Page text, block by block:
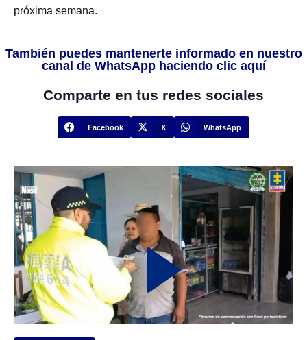
próxima semana.
También puedes mantenerte informado en nuestro
canal de WhatsApp haciendo clic aquí
Comparte en tus redes sociales
Facebook X WhatsApp